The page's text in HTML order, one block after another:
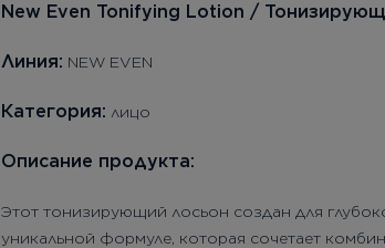
New Even Tonifying Lotion /
Линия: NEW EVEN
Категория: лицо
Описание продукта:
Этот тонизирующий лосьон создан для
уникальной формуле, которая сочетает